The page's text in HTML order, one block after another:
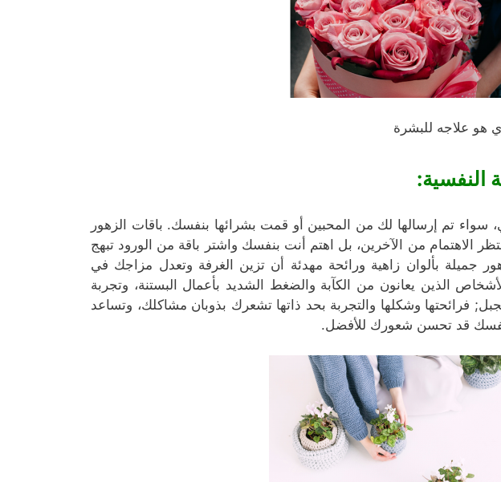
هو علاجه للبشرة
النفسية:
تم إرسالها لك من المحبين أو قمت بشرائها بنفسك. باقات الزهور
الاهتمام من الآخرين، بل اهتم أنت بنفسك واشتر باقة من الورود تبهج
جميلة بألوان زاهية ورائحة مهدئة أن تزين الغرفة وتعدل مزاجك في
الذين يعانون من الكآبة والضغط الشديد بأعمال البستنة، وتجربة
فرائحتها وشكلها والتجربة بحد ذاتها تشعرك بذوبان مشاكلك، وتساعد
نفسك قد تحسن شعورك للأفضل.